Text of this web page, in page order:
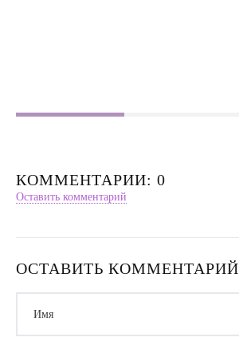
КОММЕНТАРИИ: 0
Оставить комментарий
ОСТАВИТЬ КОММЕНТАРИЙ
Имя
Интервью